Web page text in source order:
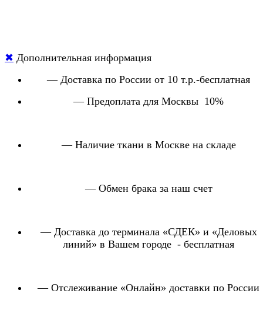
✖ Дополнительная информация
— Доставка по России от 10 т.р.-бесплатная
— Предоплата для Москвы 10%
— Наличие ткани в Москве на складе
— Обмен брака за наш счет
— Доставка до терминала «СДЕК» и «Деловых
линий» в Вашем городе - бесплатная
— Отслеживание «Онлайн» доставки по России